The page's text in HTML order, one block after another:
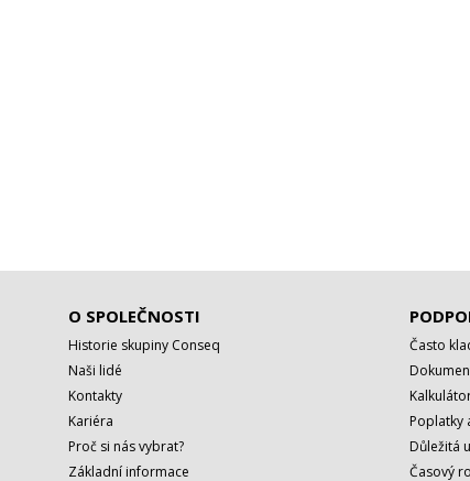
O SPOLEČNOSTI
Historie skupiny Conseq
Naši lidé
Kontakty
Kariéra
Proč si nás vybrat?
Základní informace
Často
Poplatky
Důležitá
Časový